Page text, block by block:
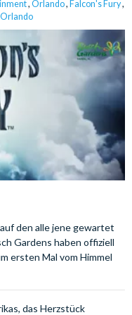
, Orlando, Falcon's Fury,
den alle jene gewartet
Gardens haben offiziell
ersten Mal vom Himmel
das Herzstück